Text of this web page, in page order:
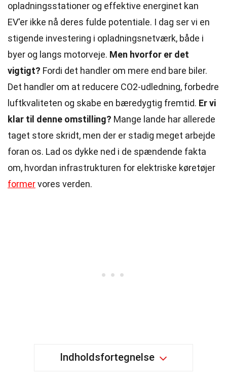
opladningsstationer og effektive energinet kan
EV'er ikke nå deres fulde potentiale. I dag ser vi en
stigende investering i opladningsnetværk, både i
byer og langs motorveje. Men hvorfor er det
vigtigt? Fordi det handler om mere end bare biler.
Det handler om at reducere CO2-udledning, forbedre
luftkvaliteten og skabe en bæredygtig fremtid. Er vi
klar til denne omstilling? Mange lande har allerede
taget store skridt, men der er stadig meget arbejde
foran os. Lad os dykke ned i de spændende fakta
om, hvordan infrastrukturen for elektriske køretøjer
formervores verden.
Indholdsfortegnelse